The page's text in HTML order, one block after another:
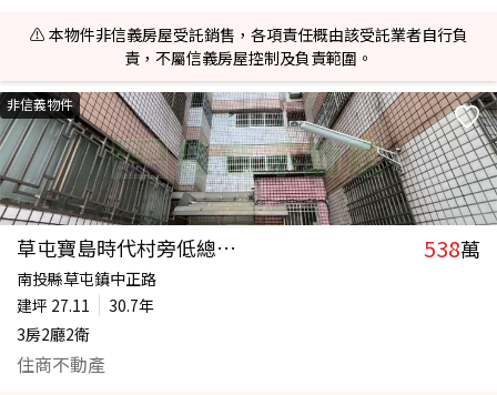
⚠️ 本物件非信義房屋受託銷售，各項責任概由該受託業者自行負
責，不屬信義房屋控制及負責範圍。
非信義物件
草屯寶島時代村旁低總價3房華廈 538萬
南投縣草屯鎮中正路
建坪 27.11
30.7年
3房2廳2衛
住商不動產